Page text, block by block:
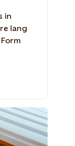
in
lang